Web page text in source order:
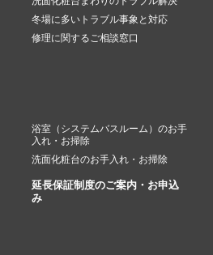
冬場に多いトラブル事象と対応
修理に関するご相談窓口
浴室（システムバスルーム）のお手
入れ・お掃除
洗面化粧台のお手入れ・お掃除
延長保証制度のご案内・お申込
み